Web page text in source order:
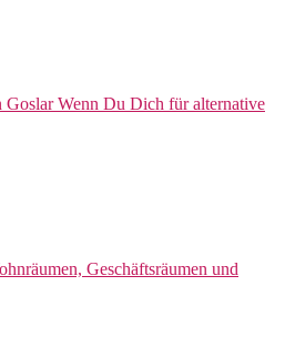
Goslar Wenn Du Dich für alternative
Geschäftsräumen und